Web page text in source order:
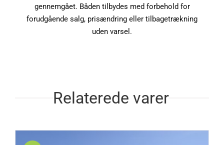
gennemgået. Båden tilbydes med forbehold for
forudgående salg, prisændring eller tilbagetrækning
uden varsel.
Relaterede varer